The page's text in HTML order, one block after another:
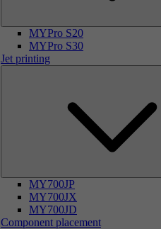
MYPro S20
MYPro S30
Jet printing
MY700JP
MY700JX
MY700JD
Component placement